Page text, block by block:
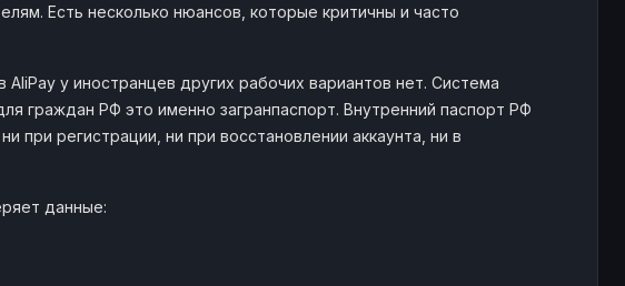
Есть несколько нюансов, которые критичны и часто
AliPay у иностранцев других рабочих вариантов нет. Система
граждан РФ это именно загранпаспорт. Внутренний паспорт РФ
при регистрации, ни при восстановлении аккаунта, ни в
данные: